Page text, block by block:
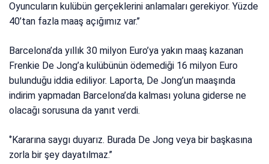
Oyuncuların kulübün gerçeklerini anlamaları gerekiyor. Yüzde
40’tan fazla maaş açığımız var.’’
Barcelona’da yıllık 30 milyon Euro’ya yakın maaş kazanan
Frenkie De Jong’a kulübünün ödemediği 16 milyon Euro
bulunduğu iddia ediliyor. Laporta, De Jong’un maaşında
indirim yapmadan Barcelona’da kalması yoluna giderse ne
olacağı sorusuna da yanıt verdi.
‘’Kararına saygı duyarız. Burada De Jong veya bir başkasına
zorla bir şey dayatılmaz.’’